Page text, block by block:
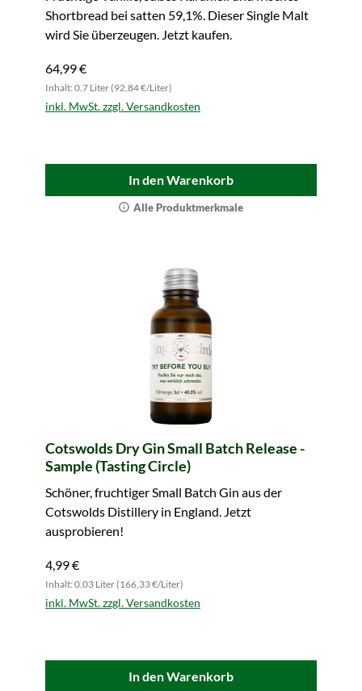
Shortbread bei satten 59,1%. Dieser Single Malt
wird Sie überzeugen. Jetzt kaufen.
64,99 €
Inhalt: 0.7 Liter (92,84 €/Liter)
inkl. MwSt. zzgl. Versandkosten
In den Warenkorb
Alle Produktmerkmale
Cotswolds Dry Gin Small Batch Release -
Sample (Tasting Circle)
Schöner, fruchtiger Small Batch Gin aus der
Cotswolds Distillery in England. Jetzt
ausprobieren!
4,99 €
Inhalt: 0.03 Liter (166,33 €/Liter)
inkl. MwSt. zzgl. Versandkosten
In den Warenkorb